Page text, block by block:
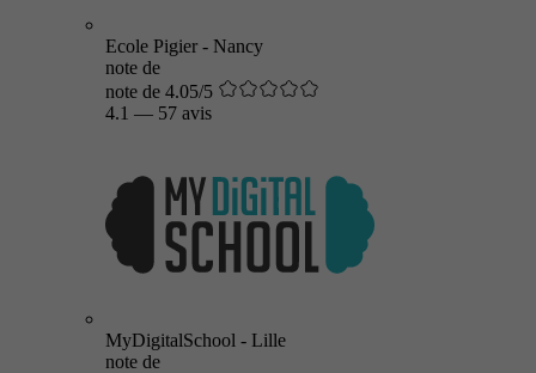
Ecole Pigier - Nancy
note de
note de 4.05/5
4.1 — 57 avis
MyDigitalSchool - Lille
note de